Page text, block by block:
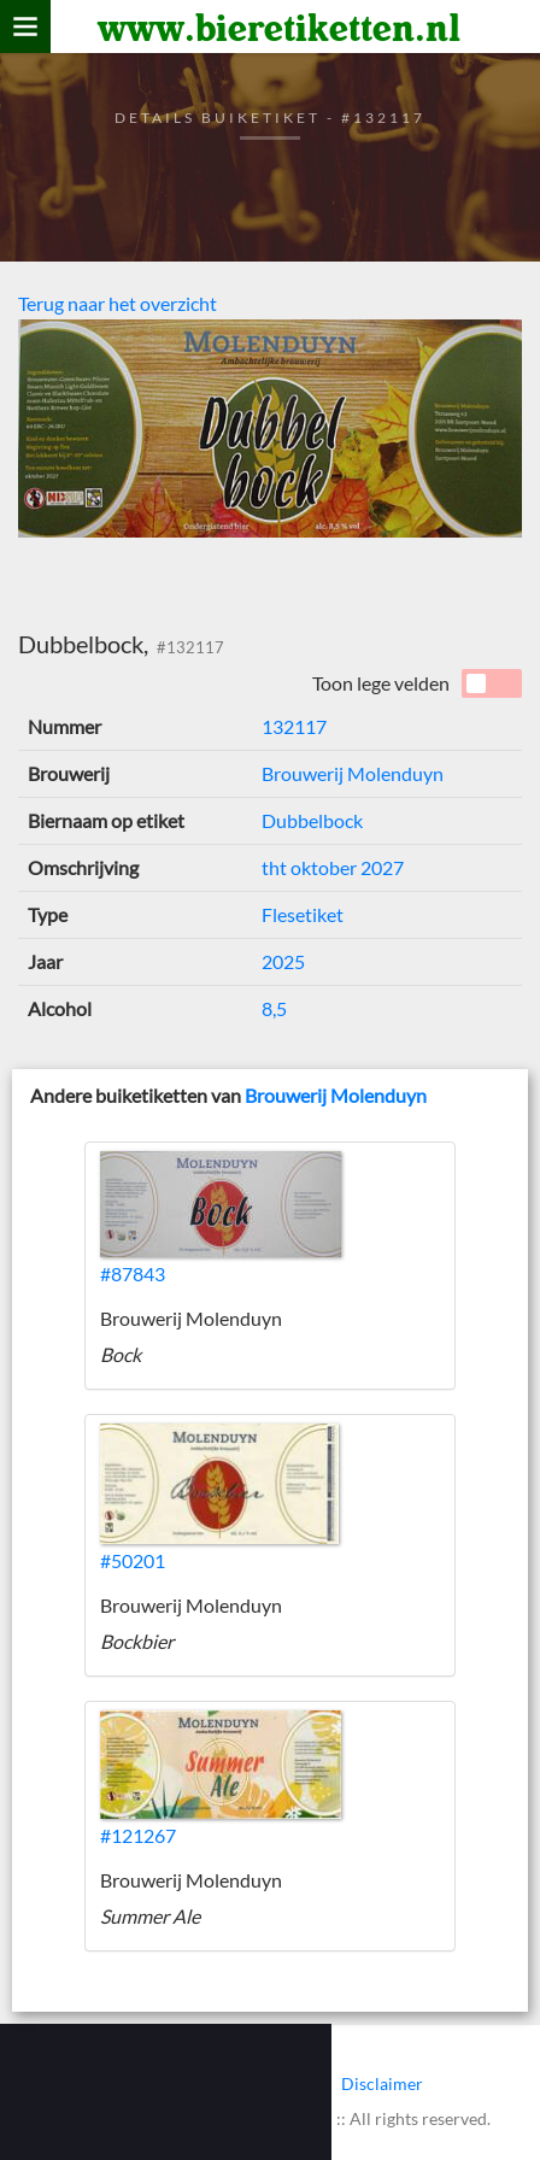
www.bieretiketten.nl
Home
verzamelen
De bierkaart
Bezoekers
DETAILS BUIKETIKET - #132117
Terug naar het overzicht
Dubbelbock, #132117
Toon lege velden
Nummer
132117
Brouwerij Brouwerij Molenduyn
Biernaam op etiket Dubbelbock
Omschrijving tht oktober 2027
Type Flesetiket
Jaar 2025
Alcohol 8,5
Andere buiketiketten van Brouwerij Molenduyn
#87843
Brouwerij Molenduyn
Bock
#50201
Brouwerij Molenduyn
Bockbier
#121267
Brouwerij Molenduyn
Summer Ale
Disclaimer
© 2002 - 2026 :: www.bieretiketten.nl :: All rights reserved.